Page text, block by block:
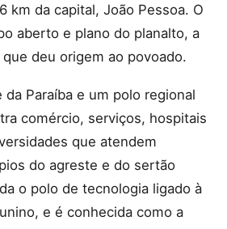
km da capital, João Pessoa. O
aberto e plano do planalto, a
deu origem ao povoado.
da Paraíba e um polo regional
comércio, serviços, hospitais
que atendem
do agreste e do sertão
o polo de tecnologia ligado à
e é conhecida como a